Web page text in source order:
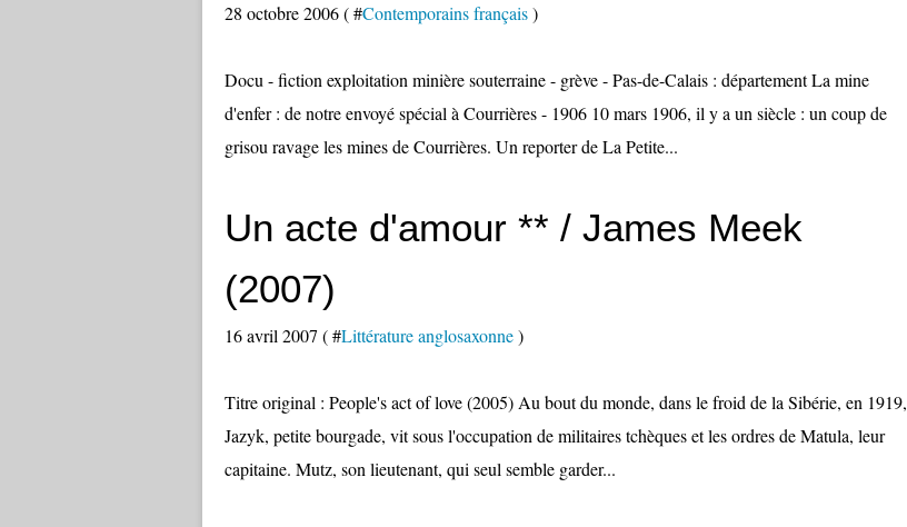
28 octobre 2006 ( #Contemporains français)
Docu - fiction exploitation minière souterraine - grève - Pas-de-Calais : département La mine
d'enfer : de notre envoyé spécial à Courrières - 1906 10 mars 1906, il y a un siècle : un coup de
grisou ravage les mines de Courrières. Un reporter de La Petite...
Un acte d'amour ** / James Meek
(2007)
16 avril 2007 ( #Littérature anglosaxonne)
Titre original : People's act of love (2005) Au bout du monde, dans le froid de la Sibérie, en 1919,
Jazyk, petite bourgade, vit sous l'occupation de militaires tchèques et les ordres de Matula, leur
capitaine. Mutz, son lieutenant, qui seul semble garder...